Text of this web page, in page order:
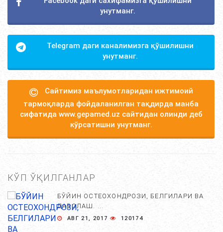
унутманг.
Telegram даги каналимизга қўшилишни
унутманг.
Сайтимиз маълумотларидан ижтимоий
тармоқларда фойдаланилган тақдирда манба
сифатида www.gepamed.uz сайтидан олинди деб
кўрсатишни унутманг.
КЎП ЎҚИЛГАНЛАР
БЎЙИН ОСТЕОХОНДРОЗИ, БЕЛГИЛАРИ ВА
ДАВОЛАШ. ...
АВГ 21, 2017 120174